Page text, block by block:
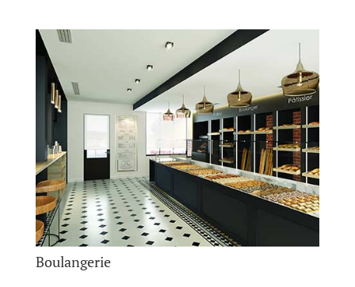
Boulangerie